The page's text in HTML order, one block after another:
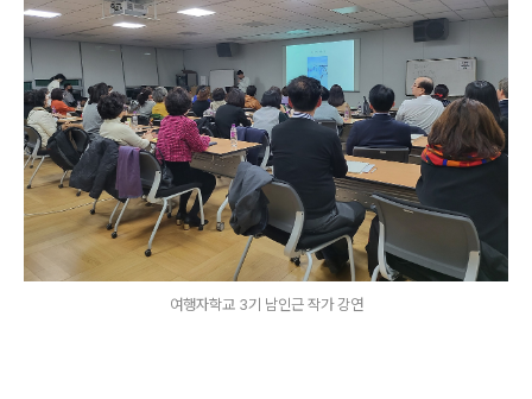
여행자학교 3기 남인근 작가 강연